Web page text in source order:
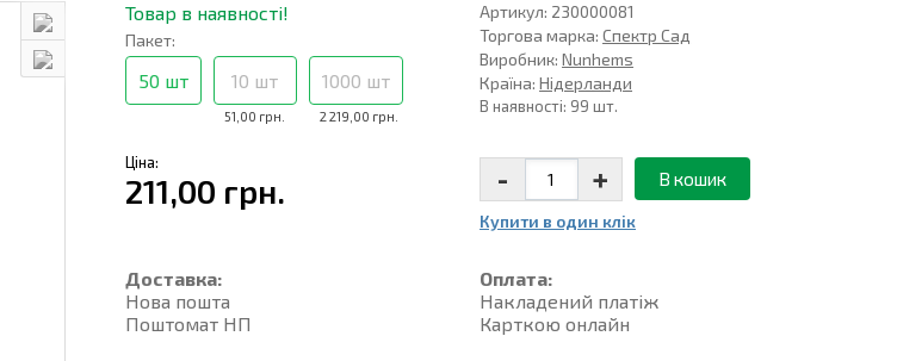
Товар в наявності!
Пакет:
50 шт
51,00 грн.
10 шт
2 219,00 грн.
1000 шт
Артикул: 230000081
Торгова марка:Спектр Сад
Виробник:Nunhems
Країна:Нідерланди
В наявності: 99 шт.
Ціна:
211,00 грн. - + В кошик
Купити в один клiк
Доставка:
Нова пошта
Поштомат НП
Оплата:
Накладений платiж
Карткою онлайн